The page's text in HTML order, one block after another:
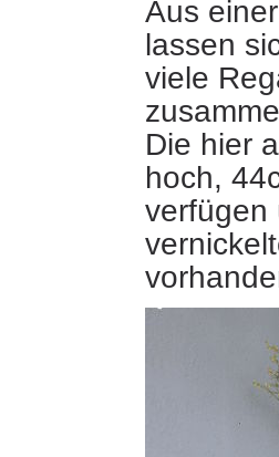
Aus
lassen
viele
Die hier
hoch,
verfügen